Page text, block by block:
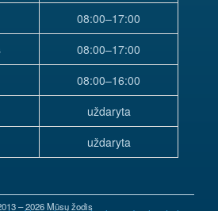
08:00–17:00
08:00–17:00
08:00–16:00
uždaryta
uždaryta
– 2026 Mūsų žodis